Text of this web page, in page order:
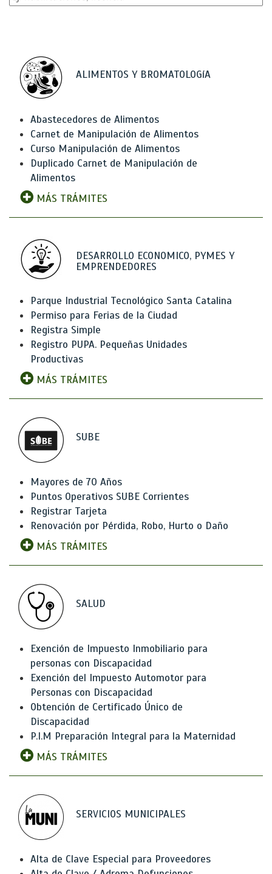
ALIMENTOS Y BROMATOLOGíA
Abastecedores de Alimentos
Carnet de Manipulación de Alimentos
Curso Manipulación de Alimentos
Duplicado Carnet de Manipulación de
Alimentos
MÁS TRÁMITES
DESARROLLO ECONOMICO, PYMES Y
EMPRENDEDORES
Parque Industrial Tecnológico Santa Catalina
Permiso para Ferias de la Ciudad
Registra Simple
Registro PUPA. Pequeñas Unidades
Productivas
MÁS TRÁMITES
SUBE
Mayores de 70 Años
Puntos Operativos SUBE Corrientes
Registrar Tarjeta
Renovación por Pérdida, Robo, Hurto o Daño
MÁS TRÁMITES
SALUD
Exención de Impuesto Inmobiliario para
personas con Discapacidad
Exención del Impuesto Automotor para
Personas con Discapacidad
Obtención de Certificado Único de
Discapacidad
P.I.M Preparación Integral para la Maternidad
MÁS TRÁMITES
SERVICIOS MUNICIPALES
Alta de Clave Especial para Proveedores